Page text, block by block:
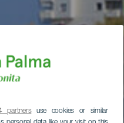
partnersuse cookies or similar